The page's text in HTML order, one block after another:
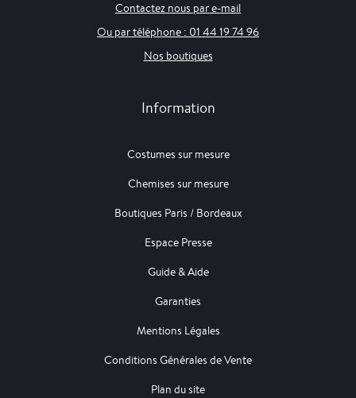
Contactez nous par e-mail
Ou par téléphone : 01 44 19 74 96
Nos boutiques
Information
Costumes sur mesure
Chemises sur mesure
Boutiques Paris / Bordeaux
Espace Presse
Guide & Aide
Garanties
Mentions Légales
Conditions Générales de Vente
Plan du site